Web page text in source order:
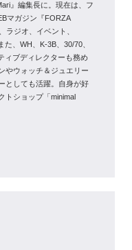
』編集長に。現在は、フ
マガジン『FORZA
ラジオ、イベント、
、WH、K-3B、30/70、
ィブディレクターも務め
やウォッチ＆ジュエリー
としても活躍。自身が好
トショップ「minimal